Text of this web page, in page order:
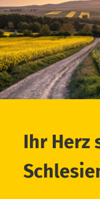
Ihr Herz